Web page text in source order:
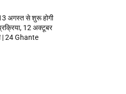
अगस्त से शुरू होगी
12 अक्टूबर
| 24 Ghante